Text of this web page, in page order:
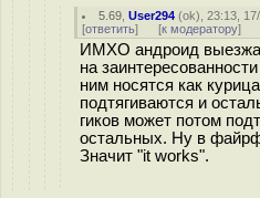
5.69 ,User294 (ok), 23:13,
[ответить] [к модератору]
ИМХО андроид
на
ним носятся как
подтягиваются и
гиков может потом
остальных. Ну в
Значит "it works".